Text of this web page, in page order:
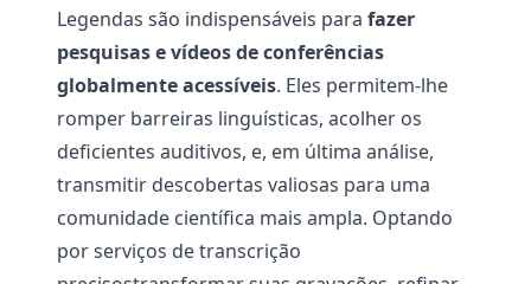
Legendas são indispensáveis para fazer
pesquisas e vídeos de conferências
globalmente acessíveis. Eles permitem-lhe
romper barreiras linguísticas, acolher os
deficientes auditivos, e, em última análise,
transmitir descobertas valiosas para uma
comunidade científica mais ampla. Optando
por serviços de transcrição